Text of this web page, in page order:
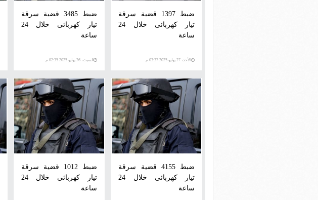
ضبط 1397 قضية سرقة
تيار كهربائى خلال 24
ساعة
الأحد، 27 يوليو 2025 03:37 م
ضبط 3485 قضية سرقة
تيار كهربائى خلال 24
ساعة
السبت، 26 يوليو 2025 02:35 م
ضبط 4155 قضية سرقة
تيار كهربائى خلال 24
ساعة
ضبط 1012 قضية سرقة
تيار كهربائى خلال 24
ساعة